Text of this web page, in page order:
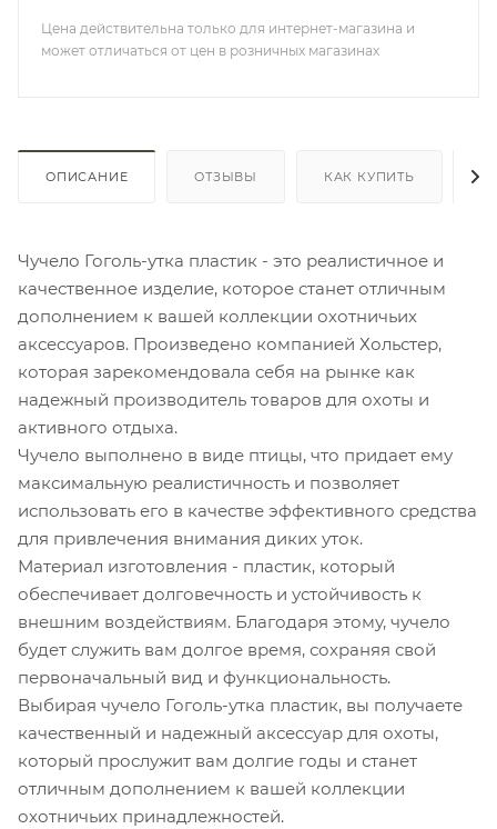
Цена действительна только для интернет-магазина и
может отличаться от цен в розничных магазинах
ОПИСАНИЕ ОТЗЫВЫ КАК КУПИТЬ
Чучело Гоголь-утка пластик - это реалистичное и
качественное изделие, которое станет отличным
дополнением к вашей коллекции охотничьих
аксессуаров. Произведено компанией Хольстер,
которая зарекомендовала себя на рынке как
надежный производитель товаров для охоты и
активного отдыха.
Чучело выполнено в виде птицы, что придает ему
максимальную реалистичность и позволяет
использовать его в качестве эффективного средства
для привлечения внимания диких уток.
Материал изготовления - пластик, который
обеспечивает долговечность и устойчивость к
внешним воздействиям. Благодаря этому, чучело
будет служить вам долгое время, сохраняя свой
первоначальный вид и функциональность.
Выбирая чучело Гоголь-утка пластик, вы получаете
качественный и надежный аксессуар для охоты,
который прослужит вам долгие годы и станет
отличным дополнением к вашей коллекции
охотничьих принадлежностей.